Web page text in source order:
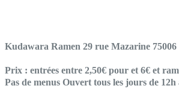
Kudawara Ramen 29 rue Mazarine 75006
Prix : entrées entre 2,50€ pour et 6€ et
Pas de menus Ouvert tous les jours de